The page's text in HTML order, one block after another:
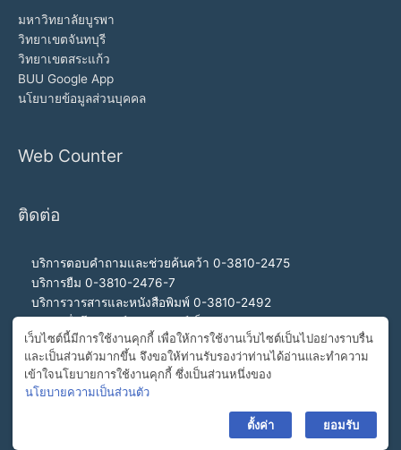
มหาวิทยาลัยบูรพา
วิทยาเขตจันทบุรี
วิทยาเขตสระแก้ว
BUU Google App
นโยบายข้อมูลส่วนบุคคล
Web Counter
ติดต่อ
บริการตอบคำถามและช่วยค้นคว้า 0-3810-2475
บริการยืม 0-3810-2476-7
บริการวารสารและหนังสือพิมพ์ 0-3810-2492
สำนักงานผู้อำนวยการ 0-3810-2460, 0-3810-2465
สายด่วนผู้อำนวยการ 092-989-2993
อีเมล buulibrary@buu.ac.th
เว็บไซต์นี้มีการใช้งานคุกกี้ เพื่อให้การใช้งานเว็บไซต์เป็นไปอย่างราบรื่น
และเป็นส่วนตัวมากขึ้น จึงขอให้ท่านรับรองว่าท่านได้อ่านและทำความ
เข้าใจนโยบายการใช้งานคุกกี้ ซึ่งเป็นส่วนหนึ่งของ
นโยบายความเป็นส่วนตัว
ตั้งค่า ยอมรับ